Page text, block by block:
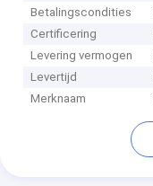
Betalingscondities
Certificering
Levering vermogen
Levertijd
Merknaam